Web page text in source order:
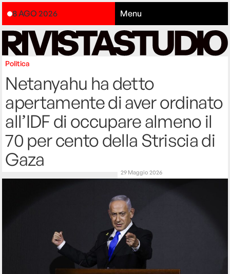
8 AGO 2026 Menu
Politica
Netanyahu ha detto
apertamente di aver ordinato
all’IDF di occupare almeno il
70 per cento della Striscia di
Gaza
29 Maggio 2026